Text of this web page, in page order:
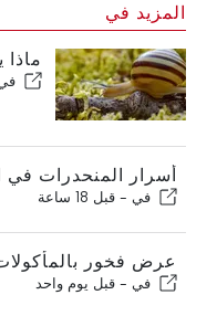
المزيد في
أسرار المنحدرات في
في - قبل 18 ساعة
عرض فخور
في - قبل يوم واحد